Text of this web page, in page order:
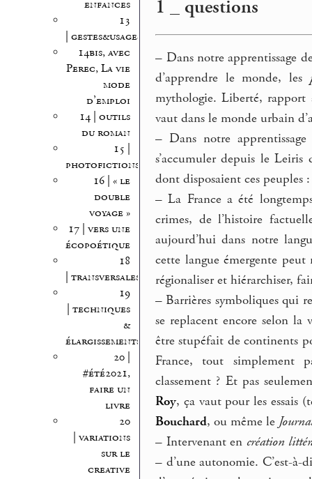
enfances
13
| gestes&usages
14bis, avec
Perec, La vie
mode
d’emploi
14 | outils
du roman
15 |
photofictions
16 | « le
double
voyage »
17 | vers une
écopoétique
18
| transversales
19
| techniques
&
élargissements
20 |
#été2021,
faire un
livre
20
| variations
sur le
creative
1 _ questions
– Dans notre apprentissage
d’apprendre le monde, les
mythologie. Liberté, rapport
vaut dans le monde urbain
– Dans notre
s’accumuler depuis le
dont disposaient ces peuples
– La France a été
crimes, de l’histoire
aujourd’hui dans notre
cette langue émergente
régionaliser et hiérarchiser,
– Barrières symboliques qui
se replacent encore selon
être stupéfait de continents
France, tout simplement
classement ? Et pas
Roy, ça vaut pour les essais
Bouchard, ou même le
– Intervenant en création
– d’une autonomie. C’est-